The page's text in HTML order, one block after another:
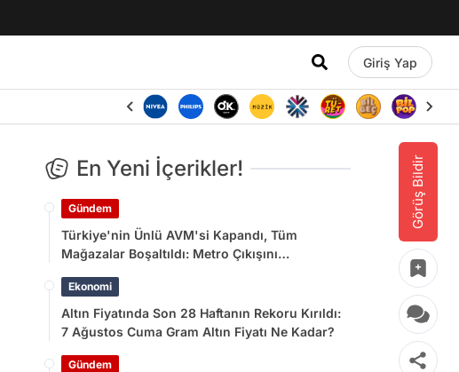
Giriş Yap
Görüş Bildir
En Yeni İçerikler!
Gündem
Türkiye'nin Ünlü AVM'si Kapandı, Tüm
Mağazalar Boşaltıldı: Metro Çıkışını
Ekonomi
Altın Fiyatında Son 28 Haftanın Rekoru Kırıldı:
7 Ağustos Cuma Gram Altın Fiyatı Ne Kadar?
Gündem